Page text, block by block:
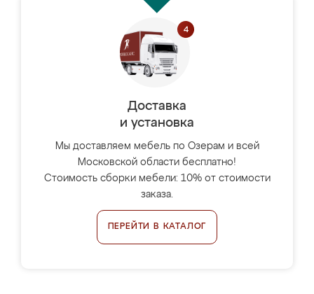
Доставка
и установка
Мы доставляем мебель по Озерам и всей
Московской области бесплатно!
Стоимость сборки мебели: 10% от стоимости
заказа.
ПЕРЕЙТИ В КАТАЛОГ